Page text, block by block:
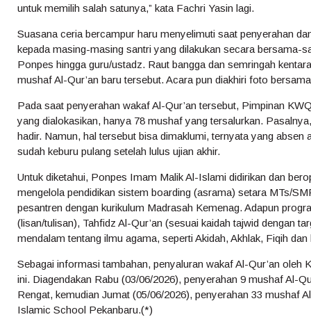
untuk memilih salah satunya,” kata Fachri Yasin lagi.
Suasana ceria bercampur haru menyelimuti saat penyerahan
kepada masing-masing santri yang dilakukan secara bersama-
Ponpes hingga guru/ustadz. Raut bangga dan semringah
mushaf Al-Qur’an baru tersebut. Acara pun diakhiri foto
Pada saat penyerahan wakaf Al-Qur’an tersebut, Pimpinan
yang dialokasikan, hanya 78 mushaf yang tersalurkan.
hadir. Namun, hal tersebut bisa dimaklumi, ternyata yang absen
sudah keburu pulang setelah lulus ujian akhir.
Untuk diketahui, Ponpes Imam Malik Al-Islami didirikan dan
mengelola pendidikan sistem boarding (asrama) setara MTs/
pesantren dengan kurikulum Madrasah Kemenag. Adapun
(lisan/tulisan), Tahfidz Al-Qur’an (sesuai kaidah tajwid dengan
mendalam tentang ilmu agama, seperti Akidah, Akhlak, Fiqih
Sebagai informasi tambahan, penyaluran wakaf Al-Qur’an oleh
ini. Diagendakan Rabu (03/06/2026), penyerahan 9 mushaf Al-
Rengat, kemudian Jumat (05/06/2026), penyerahan 33 mushaf
Islamic School Pekanbaru.(*)